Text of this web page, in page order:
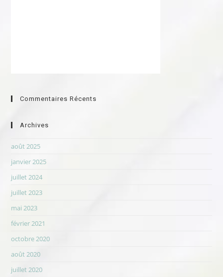
Commentaires Récents
Archives
août 2025
janvier 2025
juillet 2024
juillet 2023
mai 2023
février 2021
octobre 2020
août 2020
juillet 2020